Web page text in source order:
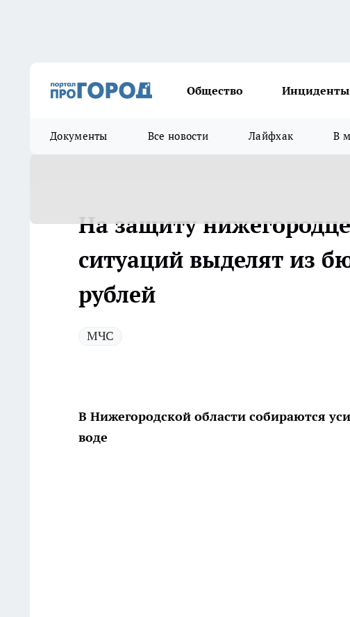
Общество Инциденты
Документы Все новости Лайфхак В
На защиту
ситуаций выделят из
рублей
МЧС
В Нижегородской области собираются
воде